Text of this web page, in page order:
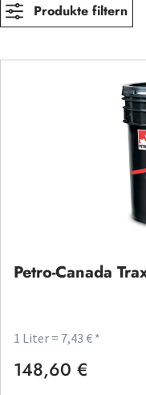
Produkte filtern
Petro-Canada
1 Liter = 7,43 € *
Regulärer Preis:
148,60 €